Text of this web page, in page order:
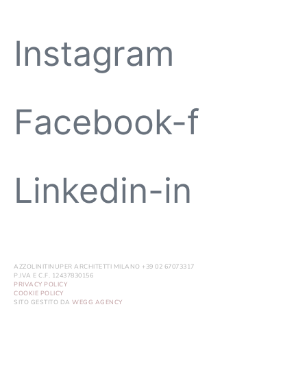
Instagram
Facebook-f
Linkedin-in
AZZOLINITINUPER ARCHITETTI MILANO +39 02 67073317
P.IVA E C.F. 12437830156
PRIVACY POLICY
COOKIE POLICY
SITO GESTITO DA WEGG AGENCY